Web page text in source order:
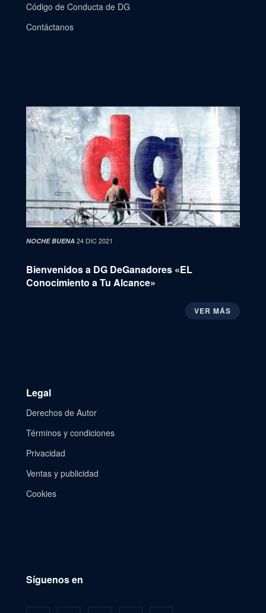
Código de Conducta de DG
Contáctanos
NOCHE BUENA 24 DIC 2021
Bienvenidos a DG DeGanadores «EL
Conocimiento a Tu Alcance»
VER MÁS
Legal
Derechos de Autor
Términos y condiciones
Privacidad
Ventas y publicidad
Cookies
Síguenos en